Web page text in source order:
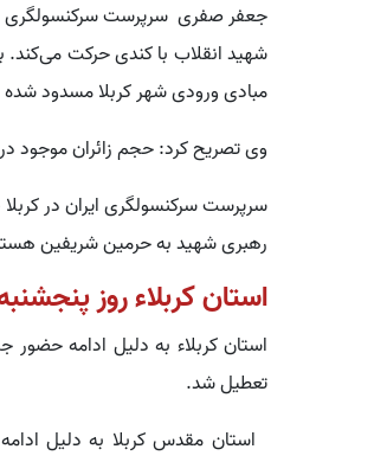
جعفر صفری سرپرست سرکنسولگری
شهید انقلاب با کندی حرکت می‌کند.
مبادی ورودی شهر کربلا مسدود
وی تصریح کرد: حجم زائران موجود
سرپرست سرکنسولگری ایران در
رهبری شهید به حرمین شریفین
استان کربلاء روز
استان کربلاء به دلیل ادامه
تعطیل شد.
استان مقدس کربلا به دلیل